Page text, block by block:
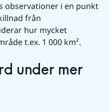
observationer i en punkt
från
hur mycket
t.ex. 1 000 km².
under mer